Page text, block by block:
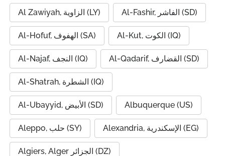
Al Zawiyah, الزاوية (LY) Al-Fashir, الفاشر (SD)
Al-Hofuf, الهفوف (SA) Al-Kut, الكوت (IQ)
Al-Najaf, النجف (IQ) Al-Qadarif, القضارف (SD)
Al-Shatrah, الشطرة (IQ)
Al-Ubayyid, الأبيض (SD) Albuquerque (US)
Aleppo, حلب (SY) Alexandria, الإسكندرية (EG)
Algiers, Alger الجزائر (DZ)